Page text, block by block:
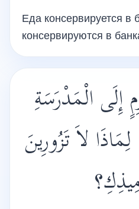
Еда консервируется в
консервируются в
إِلَى الْمَدْرَسَةِ
لاَ تَزُورِينَ